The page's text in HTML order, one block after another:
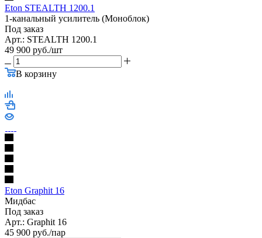
Eton STEALTH 1200.1
1-канальный усилитель (Моноблок)
Под заказ
Арт.: STEALTH 1200.1
49 900 руб./шт
В корзину
Eton Graphit 16
Мидбас
Под заказ
Арт.: Graphit 16
45 900 руб./пар